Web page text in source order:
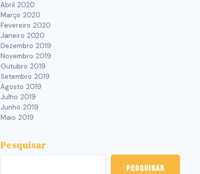
Abril 2020
Março 2020
Fevereiro 2020
Janeiro 2020
Dezembro 2019
Novembro 2019
Outubro 2019
Setembro 2019
Agosto 2019
Julho 2019
Junho 2019
Maio 2019
Pesquisar
Pesquisar